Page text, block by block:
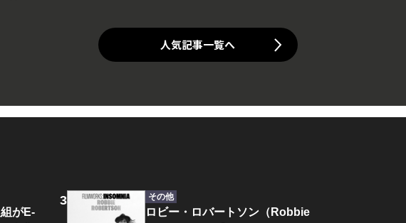
人気記事一覧へ
がE-
その他
ロビー・ロバートソン（Robbie